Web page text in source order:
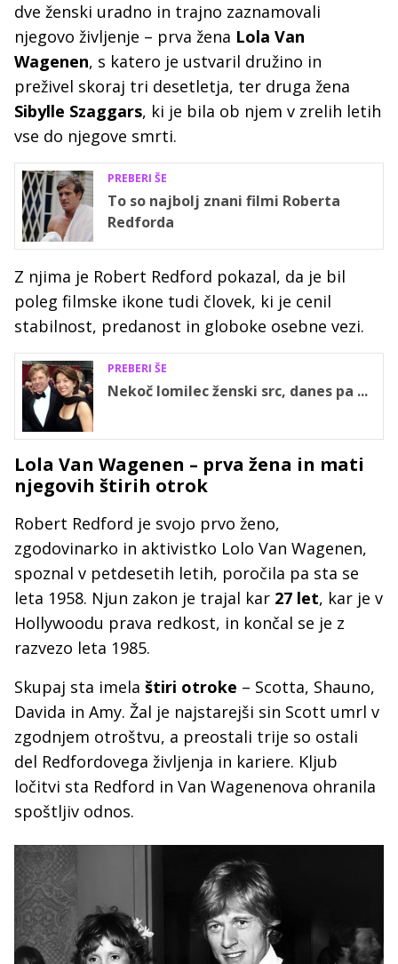
dve ženski uradno in trajno zaznamovali
njegovo življenje – prva žena Lola Van
Wagenen, s katero je ustvaril družino in
preživel skoraj tri desetletja, ter druga žena
Sibylle Szaggars, ki je bila ob njem v zrelih letih
vse do njegove smrti.
PREBERI ŠE
To so najbolj znani filmi Roberta
Redforda
Z njima je Robert Redford pokazal, da je bil
poleg filmske ikone tudi človek, ki je cenil
stabilnost, predanost in globoke osebne vezi.
PREBERI ŠE
Nekoč lomilec ženski src, danes pa ...
Lola Van Wagenen – prva žena in mati
njegovih štirih otrok
Robert Redford je svojo prvo ženo,
zgodovinarko in aktivistko Lolo Van Wagenen,
spoznal v petdesetih letih, poročila pa sta se
leta 1958. Njun zakon je trajal kar 27 let, kar je v
Hollywoodu prava redkost, in končal se je z
razvezo leta 1985.
Skupaj sta imela štiri otroke – Scotta, Shauno,
Davida in Amy. Žal je najstarejši sin Scott umrl v
zgodnjem otroštvu, a preostali trije so ostali
del Redfordovega življenja in kariere. Kljub
ločitvi sta Redford in Van Wagenenova ohranila
spoštljiv odnos.